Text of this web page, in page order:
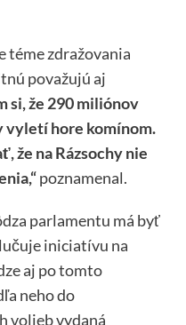
téme zdražovania
považujú aj
si, že 290 miliónov
vyletí hore komínom.
že na Rázsochy nie
poznamenal.
parlamentu má byť
iniciatívu na
aj po tomto
neho do
volieb vydaná